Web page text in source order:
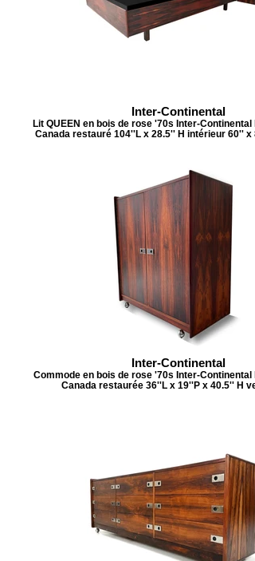
Inter-Continental
Lit QUEEN en bois de rose '70s Inter-Continental
Canada restauré 104''L x 28.5'' H intérieur 60'' x
Inter-Continental
Commode en bois de rose '70s Inter-Continental
Canada restaurée 36''L x 19''P x 40.5'' H